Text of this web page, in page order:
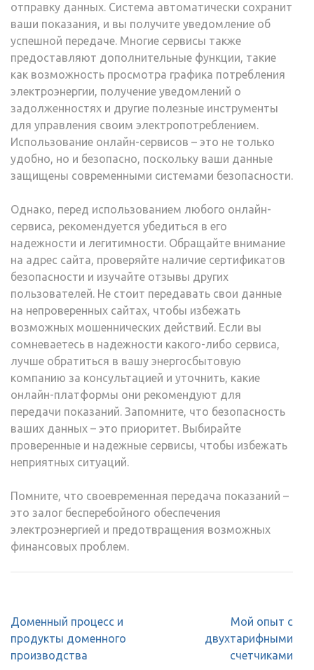
отправку данных. Система автоматически сохранит
ваши показания, и вы получите уведомление об
успешной передаче. Многие сервисы также
предоставляют дополнительные функции, такие
как возможность просмотра графика потребления
электроэнергии, получение уведомлений о
задолженностях и другие полезные инструменты
для управления своим электропотреблением.
Использование онлайн-сервисов – это не только
удобно, но и безопасно, поскольку ваши данные
защищены современными системами безопасности.
Однако, перед использованием любого онлайн-
сервиса, рекомендуется убедиться в его
надежности и легитимности. Обращайте внимание
на адрес сайта, проверяйте наличие сертификатов
безопасности и изучайте отзывы других
пользователей. Не стоит передавать свои данные
на непроверенных сайтах, чтобы избежать
возможных мошеннических действий. Если вы
сомневаетесь в надежности какого-либо сервиса,
лучше обратиться в вашу энергосбытовую
компанию за консультацией и уточнить, какие
онлайн-платформы они рекомендуют для
передачи показаний. Запомните, что безопасность
ваших данных – это приоритет. Выбирайте
проверенные и надежные сервисы, чтобы избежать
неприятных ситуаций.
Помните, что своевременная передача показаний –
это залог бесперебойного обеспечения
электроэнергией и предотвращения возможных
финансовых проблем.
Навигация
по
записям
Доменный процесс и
продукты доменного
производства
Мой опыт с
двухтарифными
счетчиками